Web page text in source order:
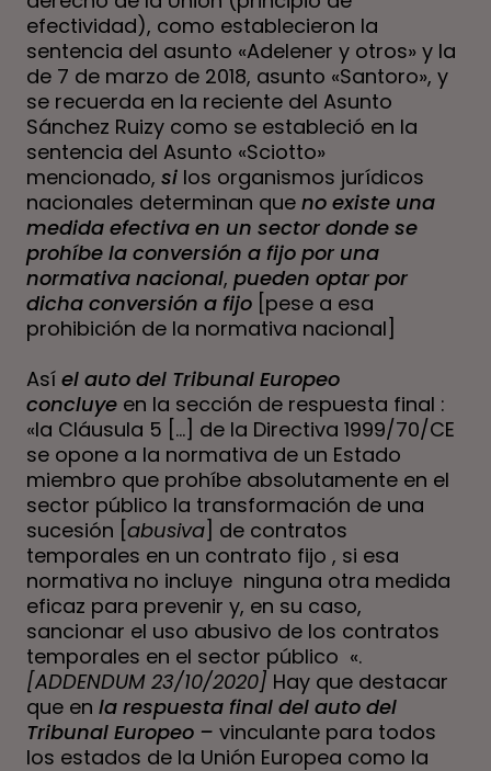
efectividad), como establecieron la
sentencia del asunto «Adelener y otros» y la
de 7 de marzo de 2018, asunto «Santoro», y
se recuerda en la reciente del Asunto
Sánchez Ruizy como se estableció en la
sentencia del Asunto «Sciotto»
mencionado, si los organismos jurídicos
nacionales determinan que no existe una
medida efectiva en un sector donde se
prohíbe la conversión a fijo por una
normativa nacional, pueden optar por
dicha conversión a fijo [pese a esa
prohibición de la normativa nacional]
Así el auto del Tribunal Europeo
concluye en la sección de respuesta final :
«la Cláusula 5 […] de la Directiva 1999/70/CE
se opone a la normativa de un Estado
miembro que prohíbe absolutamente en el
sector público la transformación de una
sucesión [ abusiva ] de contratos
temporales en un contrato fijo , si esa
normativa no incluye ninguna otra medida
eficaz para prevenir y, en su caso,
sancionar el uso abusivo de los contratos
temporales en el sector público «.
[ADDENDUM 23/10/2020] Hay que destacar
que en la respuesta final del auto del
Tribunal Europeo – vinculante para todos
los estados de la Unión Europea como la